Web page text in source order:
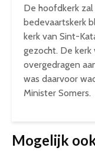
De hoofdkerk
bedevaartskerk
kerk van Sint-
gezocht. De
overgedragen
was daarvoor
Minister Somers.
Mogelijk